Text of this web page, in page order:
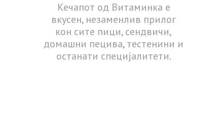
Кечапот од Витаминка е
вкусен, незаменлив прилог
кон сите пици, сендвичи,
домашни пецива, тестенини и
останати специјалитети.